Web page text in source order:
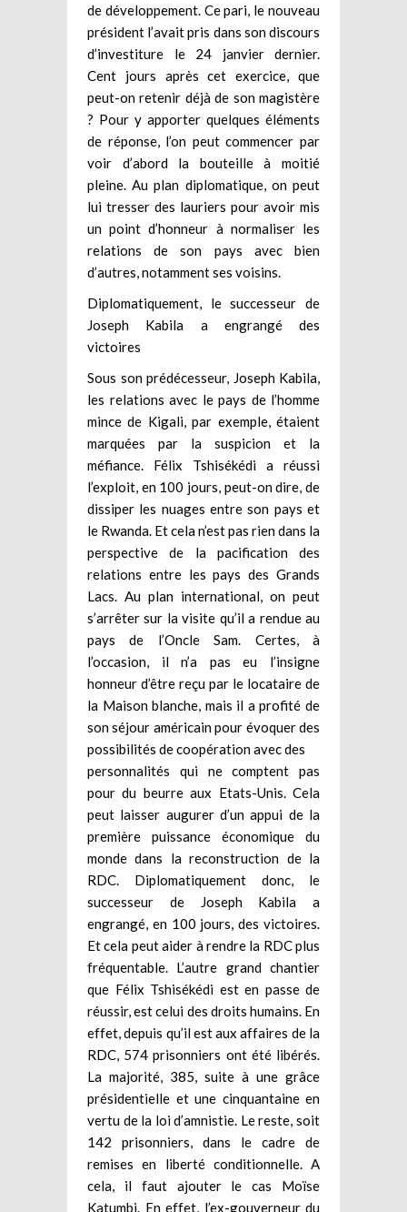
de développement. Ce pari, le nouveau
président l’avait pris dans son discours
d’investiture le 24 janvier dernier.
Cent jours après cet exercice, que
peut-on retenir déjà de son magistère
? Pour y apporter quelques éléments
de réponse, l’on peut commencer par
voir d’abord la bouteille à moitié
pleine. Au plan diplomatique, on peut
lui tresser des lauriers pour avoir mis
un point d’honneur à normaliser les
relations de son pays avec bien
d’autres, notamment ses voisins.
Diplomatiquement, le successeur de
Joseph Kabila a engrangé des
victoires
Sous son prédécesseur, Joseph Kabila,
les relations avec le pays de l’homme
mince de Kigali, par exemple, étaient
marquées par la suspicion et la
méfiance. Félix Tshisékédi a réussi
l’exploit, en 100 jours, peut-on dire, de
dissiper les nuages entre son pays et
le Rwanda. Et cela n’est pas rien dans la
perspective de la pacification des
relations entre les pays des Grands
Lacs. Au plan international, on peut
s’arrêter sur la visite qu’il a rendue au
pays de l’Oncle Sam. Certes, à
l’occasion, il n’a pas eu l’insigne
honneur d’être reçu par le locataire de
la Maison blanche, mais il a profité de
son séjour américain pour évoquer des
possibilités de coopération avec des
personnalités qui ne comptent pas
pour du beurre aux Etats-Unis. Cela
peut laisser augurer d’un appui de la
première puissance économique du
monde dans la reconstruction de la
RDC. Diplomatiquement donc, le
successeur de Joseph Kabila a
engrangé, en 100 jours, des victoires.
Et cela peut aider à rendre la RDC plus
fréquentable. L’autre grand chantier
que Félix Tshisékédi est en passe de
réussir, est celui des droits humains. En
effet, depuis qu’il est aux affaires de la
RDC, 574 prisonniers ont été libérés.
La majorité, 385, suite à une grâce
présidentielle et une cinquantaine en
vertu de la loi d’amnistie. Le reste, soit
142 prisonniers, dans le cadre de
remises en liberté conditionnelle. A
cela, il faut ajouter le cas Moïse
Katumbi. En effet, l’ex-gouverneur du